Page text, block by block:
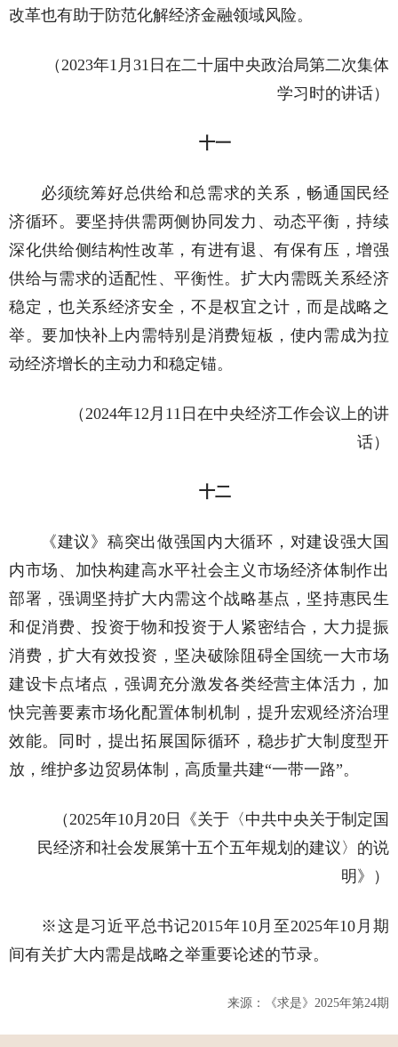
改革也有助于防范化解经济金融领域风险。
（2023年1月31日在二十届中央政治局第二次集体
学习时的讲话）
十一
必须统筹好总供给和总需求的关系，畅通国民经
济循环。要坚持供需两侧协同发力、动态平衡，持续
深化供给侧结构性改革，有进有退、有保有压，增强
供给与需求的适配性、平衡性。扩大内需既关系经济
稳定，也关系经济安全，不是权宜之计，而是战略之
举。要加快补上内需特别是消费短板，使内需成为拉
动经济增长的主动力和稳定锚。
（2024年12月11日在中央经济工作会议上的讲
话）
十二
《建议》稿突出做强国内大循环，对建设强大国
内市场、加快构建高水平社会主义市场经济体制作出
部署，强调坚持扩大内需这个战略基点，坚持惠民生
和促消费、投资于物和投资于人紧密结合，大力提振
消费，扩大有效投资，坚决破除阻碍全国统一大市场
建设卡点堵点，强调充分激发各类经营主体活力，加
快完善要素市场化配置体制机制，提升宏观经济治理
效能。同时，提出拓展国际循环，稳步扩大制度型开
放，维护多边贸易体制，高质量共建“一带一路”。
（2025年10月20日《关于〈中共中央关于制定国
民经济和社会发展第十五个五年规划的建议〉的说
明》）
※这是习近平总书记2015年10月至2025年10月期
间有关扩大内需是战略之举重要论述的节录。
来源：《求是》2025年第24期